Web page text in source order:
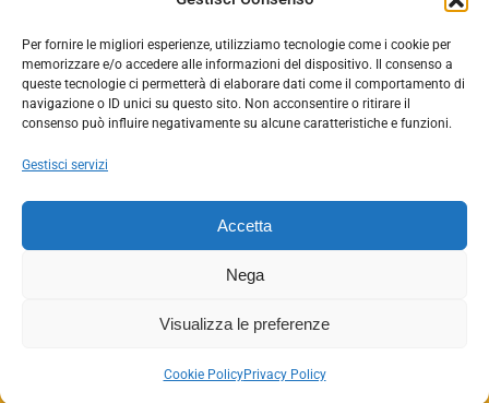
Per fornire le migliori esperienze, utilizziamo tecnologie come i cookie per
memorizzare e/o accedere alle informazioni del dispositivo. Il consenso a
queste tecnologie ci permetterà di elaborare dati come il comportamento di
navigazione o ID unici su questo sito. Non acconsentire o ritirare il
consenso può influire negativamente su alcune caratteristiche e funzioni.
Gestisci servizi
Accetta
Nega
Visualizza le preferenze
Cookie PolicyPrivacy Policy
La Società ha nominato il Responsabile della Protezione dei Dati Personali (DPO), figura specializzata che vigila sulle modalità
adottate dalla nostra Società per tutelare i Suoi dati personali.
Per contattare il DPO può scrivere a
La Società ha inoltre adottato un proprio Codice Etico, consultabile al seguente link:
Scarica il Codice Etico
Copyright © 2024 – S.S. JUVE STABIA 1907 | P.IVA: 04246411211 | Tutti i diritti sono riservati | Made with